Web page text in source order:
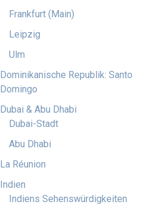
Frankfurt (Main)
Leipzig
Ulm
Dominikanische Republik: Santo
Domingo
Dubai & Abu Dhabi
Dubai-Stadt
Abu Dhabi
La Réunion
Indien
Indiens Sehenswürdigkeiten